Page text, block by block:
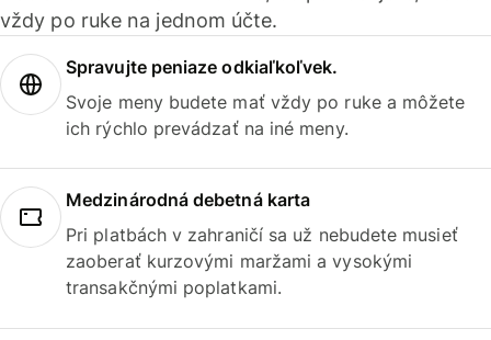
vždy po ruke na jednom účte.
Spravujte peniaze odkiaľkoľvek.
Svoje meny budete mať vždy po ruke a môžete
ich rýchlo prevádzať na iné meny.
Medzinárodná debetná karta
Pri platbách v zahraničí sa už nebudete musieť
zaoberať kurzovými maržami a vysokými
transakčnými poplatkami.